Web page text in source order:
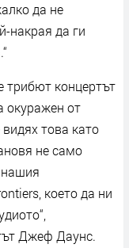
да не
накрая да ги
трибют концертът
окуражен от
това като
не само
нашия
което да ни
Джеф Даунс.